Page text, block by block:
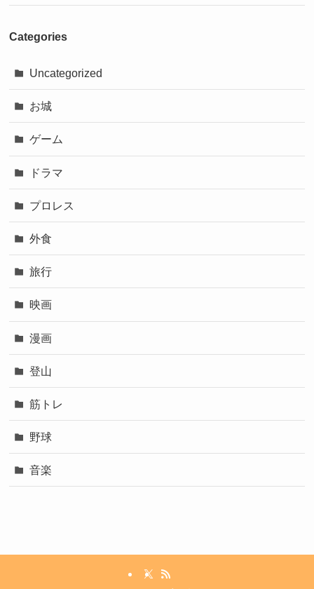
Categories
Uncategorized
お城
ゲーム
ドラマ
プロレス
外食
旅行
映画
漫画
登山
筋トレ
野球
音楽